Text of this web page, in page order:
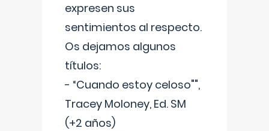
expresen sus
sentimientos al respecto.
Os dejamos algunos
títulos:
- “Cuando estoy celoso"",
Tracey Moloney, Ed. SM
(+2 años)